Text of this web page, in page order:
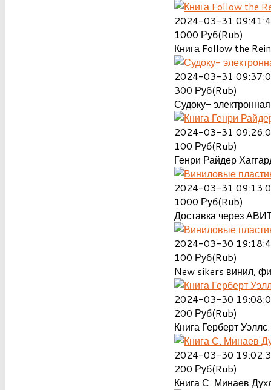
2024-03-31
1000 Руб(Rub)
Книга Follow the
2024-03-31
300 Руб(Rub)
Судоку-
2024-03-31
100 Руб(Rub)
Генри Райдер
2024-03-31
1000 Руб(Rub)
Доставка через
2024-03-30
100 Руб(Rub)
New sikers винил,
2024-03-30
200 Руб(Rub)
Книга Герберт
2024-03-30
200 Руб(Rub)
Книга С. Минаев